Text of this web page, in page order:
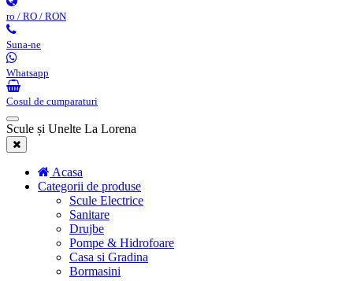
ro / RO / RON
Suna-ne
Whatsapp
Cosul de cumparaturi
Scule și Unelte La Lorena
Acasa
Categorii de produse
Scule Electrice
Sanitare
Drujbe
Pompe & Hidrofoare
Casa si Gradina
Bormasini